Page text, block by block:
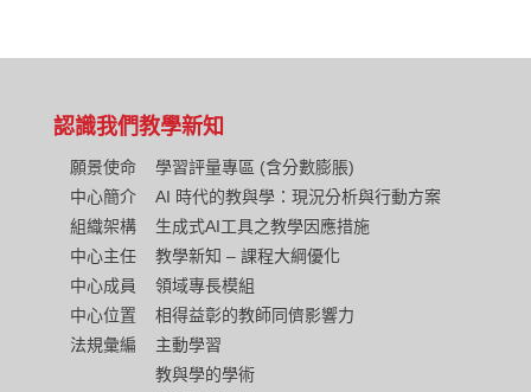
認識我們
願景使命
中心簡介
組織架構
中心主任
中心成員
中心位置
法規彙編
教學新知
學習評量專區 (含分數膨脹)
AI 時代的教與學：現況分析與行動方案
生成式AI工具之教學因應措施
教學新知 – 課程大綱優化
領域專長模組
相得益彰的教師同儕影響力
主動學習
教與學的學術